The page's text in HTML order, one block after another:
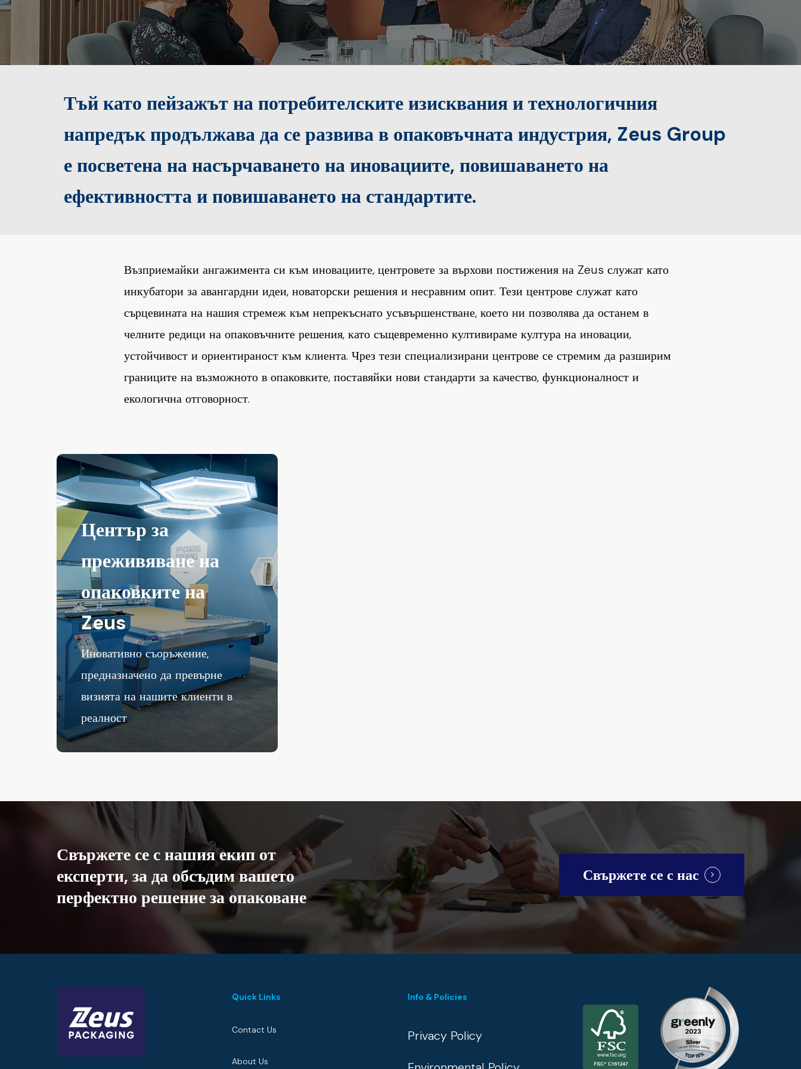
Тъй като пейзажът на потребителските изисквания и технологичния
напредък продължава да се развива в опаковъчната индустрия, Zeus Group
е посветена на насърчаването на иновациите, повишаването на
ефективността и повишаването на стандартите.
Възприемайки ангажимента си към иновациите, центровете за върхови постижения на Zeus служат като
инкубатори за авангардни идеи, новаторски решения и несравним опит. Тези центрове служат като
сърцевината на нашия стремеж към непрекъснато усъвършенстване, което ни позволява да останем в
челните редици на опаковъчните решения, като същевременно култивираме култура на иновации,
устойчивост и ориентираност към клиента. Чрез тези специализирани центрове се стремим да разширим
границите на възможното в опаковките, поставяйки нови стандарти за качество, функционалност и
екологична отговорност.
Център за
преживяване на
опаковките на
Zeus
Иновативно съоръжение,
предназначено да превърне
визията на нашите клиенти в
реалност
Свържете се снашияекип от
експерти, зада обсъдимвашето
перфектно решениеза опаковане
Свържете се с нас
Quick Links
Contact Us
About Us
Info & Policies
Privacy Policy